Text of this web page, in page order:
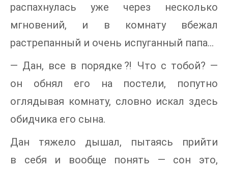
распахнулась уже через несколько
мгновений, и в комнату вбежал
растрепанный и очень испуганный папа…
— Дан, все в порядке⁈ Что с тобой? —
он обнял его на постели, попутно
оглядывая комнату, словно искал здесь
обидчика его сына.
Дан тяжело дышал, пытаясь прийти
в себя и вообще понять — сон это,